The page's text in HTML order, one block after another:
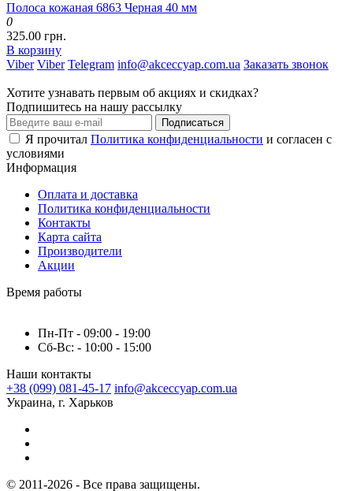
Полоса кожаная 6863 Черная 40 мм
0
325.00 грн.
В корзину
Viber Viber Telegram info@akceccyap.com.ua Заказать звонок
Хотите узнавать первым об акциях и скидках?
Подпишитесь на нашу рассылку
Подписаться
Я прочитал Политика конфиденциальности и согласен с
условиями
Информация
Оплата и доставка
Политика конфиденциальности
Контакты
Карта сайта
Производители
Акции
Время работы
Пн-Пт - 09:00 - 19:00
Сб-Вс: - 10:00 - 15:00
Наши контакты
+38 (099) 081-45-17 info@akceccyap.com.ua
Украина, г. Харьков
© 2011-2026 - Все права защищены.